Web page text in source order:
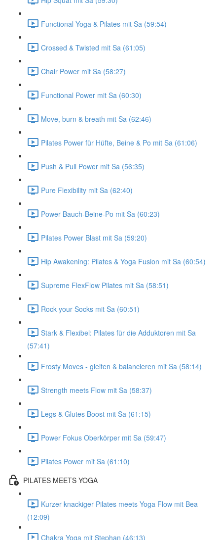
Functional Yoga & Pilates mit Sa (59:54)
Crossed & Twisted mit Sa (61:05)
Chair Power mit Sa (58:27)
Functional Power mit Sa (60:30)
Move, burn & breath mit Sa (62:46)
Pilates Power für Hüfte, Beine & Po mit Sa (61:06)
Push & Pull Power mit Sa (56:35)
Pure Flexibility mit Sa (62:40)
Power Bauch-Beine-Po mit Sa (60:23)
Pilates Power Blast mit Sa (59:20)
Hip Awakening: Pilates & Yoga Fusion mit Sa (60:54)
Supreme FlexFlow Pilates mit Sa (58:51)
Rock your Socks mit Sa (60:51)
Stark & Flexibel: Pilates für die Adduktoren mit Sa
(57:41)
Frosty Moves - gleiten & balancieren mit Sa (58:14)
Strength meets Flow mit Sa (58:37)
Legs & Glutes Boost mit Sa (61:15)
Power Fokus Oberkörper mit Sa (59:47)
Pilates Power mit Sa (61:10)
PILATES MEETS YOGA
Kurzer knackiger Pilates meets Yoga Flow mit Bea
(12:09)
Chakra Yoga mit Stephan (46:13)